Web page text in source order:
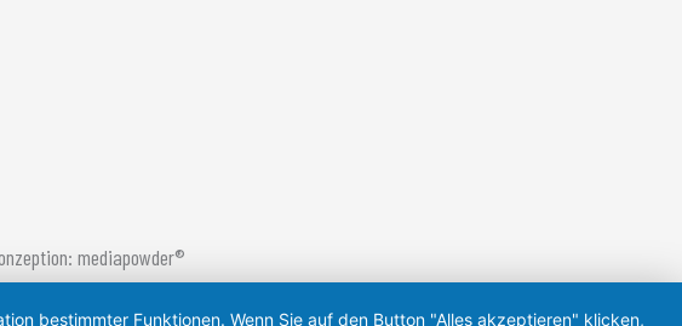
mediapowder®
bestimmter Funktionen. Wenn Sie auf den Button "Alles akzeptieren" klicken,